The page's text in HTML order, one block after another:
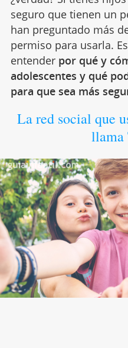
seguro que tienen un
han preguntado más
permiso para usarla.
entender por qué y
adolescentes y qué
para que sea más
La red social que